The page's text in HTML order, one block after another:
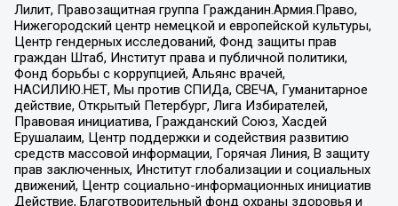
Лилит, Правозащитная группа Гражданин.Армия.Право,
Нижегородский центр немецкой и европейской культуры,
Центр гендерных исследований, Фонд защиты прав
граждан Штаб, Институт права и публичной политики,
Фонд борьбы с коррупцией, Альянс врачей,
НАСИЛИЮ.НЕТ, Мы против СПИДа, СВЕЧА, Гуманитарное
действие, Открытый Петербург, Лига Избирателей,
Правовая инициатива, Гражданский Союз, Хасдей
Ерушалаим, Центр поддержки и содействия развитию
средств массовой информации, Горячая Линия, В защиту
прав заключенных, Институт глобализации и социальных
движений, Центр социально-информационных инициатив
Действие, Благотворительный фонд охраны здоровья и